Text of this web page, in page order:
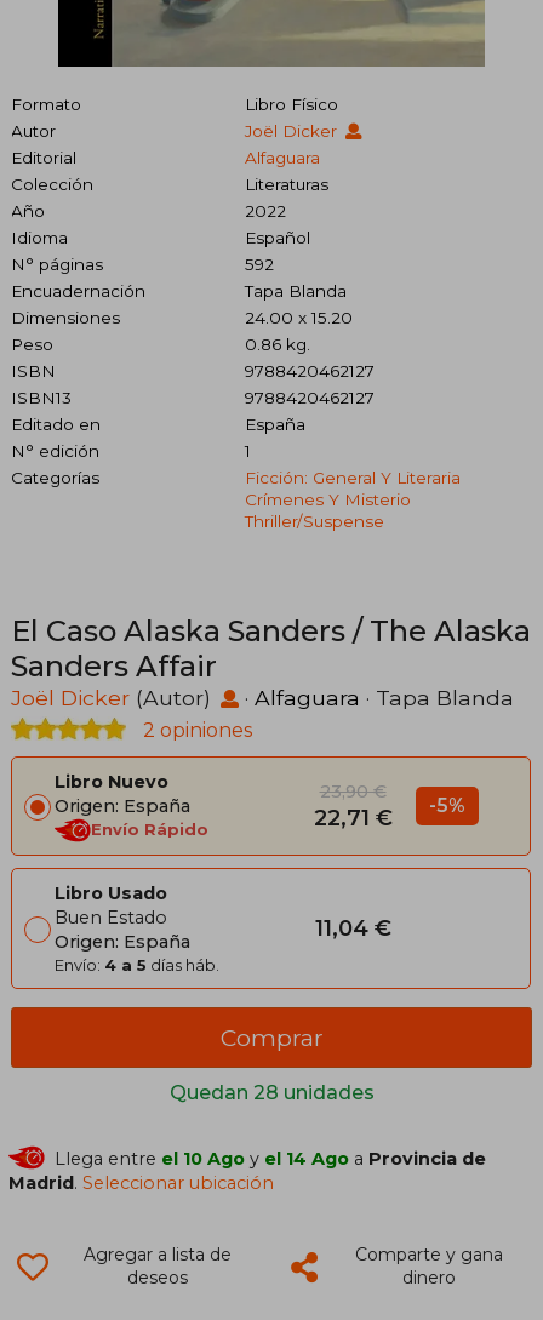
Formato
Libro Físico
Autor
Joël Dicker
Editorial
Alfaguara
Colección
Literaturas
Año
2022
Idioma
Español
N° páginas
592
Encuadernación
Tapa Blanda
Dimensiones
24.00 x 15.20
Peso
0.86 kg.
ISBN
9788420462127
ISBN13
9788420462127
Editado en
España
N° edición
1
Categorías
Ficción: General Y Literaria
Crímenes Y Misterio
Thriller/suspense
El Caso Alaska Sanders / The Alaska
Sanders Affair
Joël Dicker (Autor) · Alfaguara · Tapa Blanda
2 opiniones
Libro Nuevo
Origen: España
Envío Rápido
23,90 €
22,71 € -5%
Libro Usado
Buen Estado
Origen: España
Envío: 4 a 5 días háb.
11,04 €
Quedan 28 unidades
Comprar
Llega entre el 10 Ago y el 14 Ago a Provincia de
Madrid.Seleccionar ubicación
Agregar a lista de
deseos
Comparte y gana
dinero